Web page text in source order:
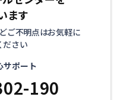
ます
ご不明点はお気軽に
ださい
サポート
190